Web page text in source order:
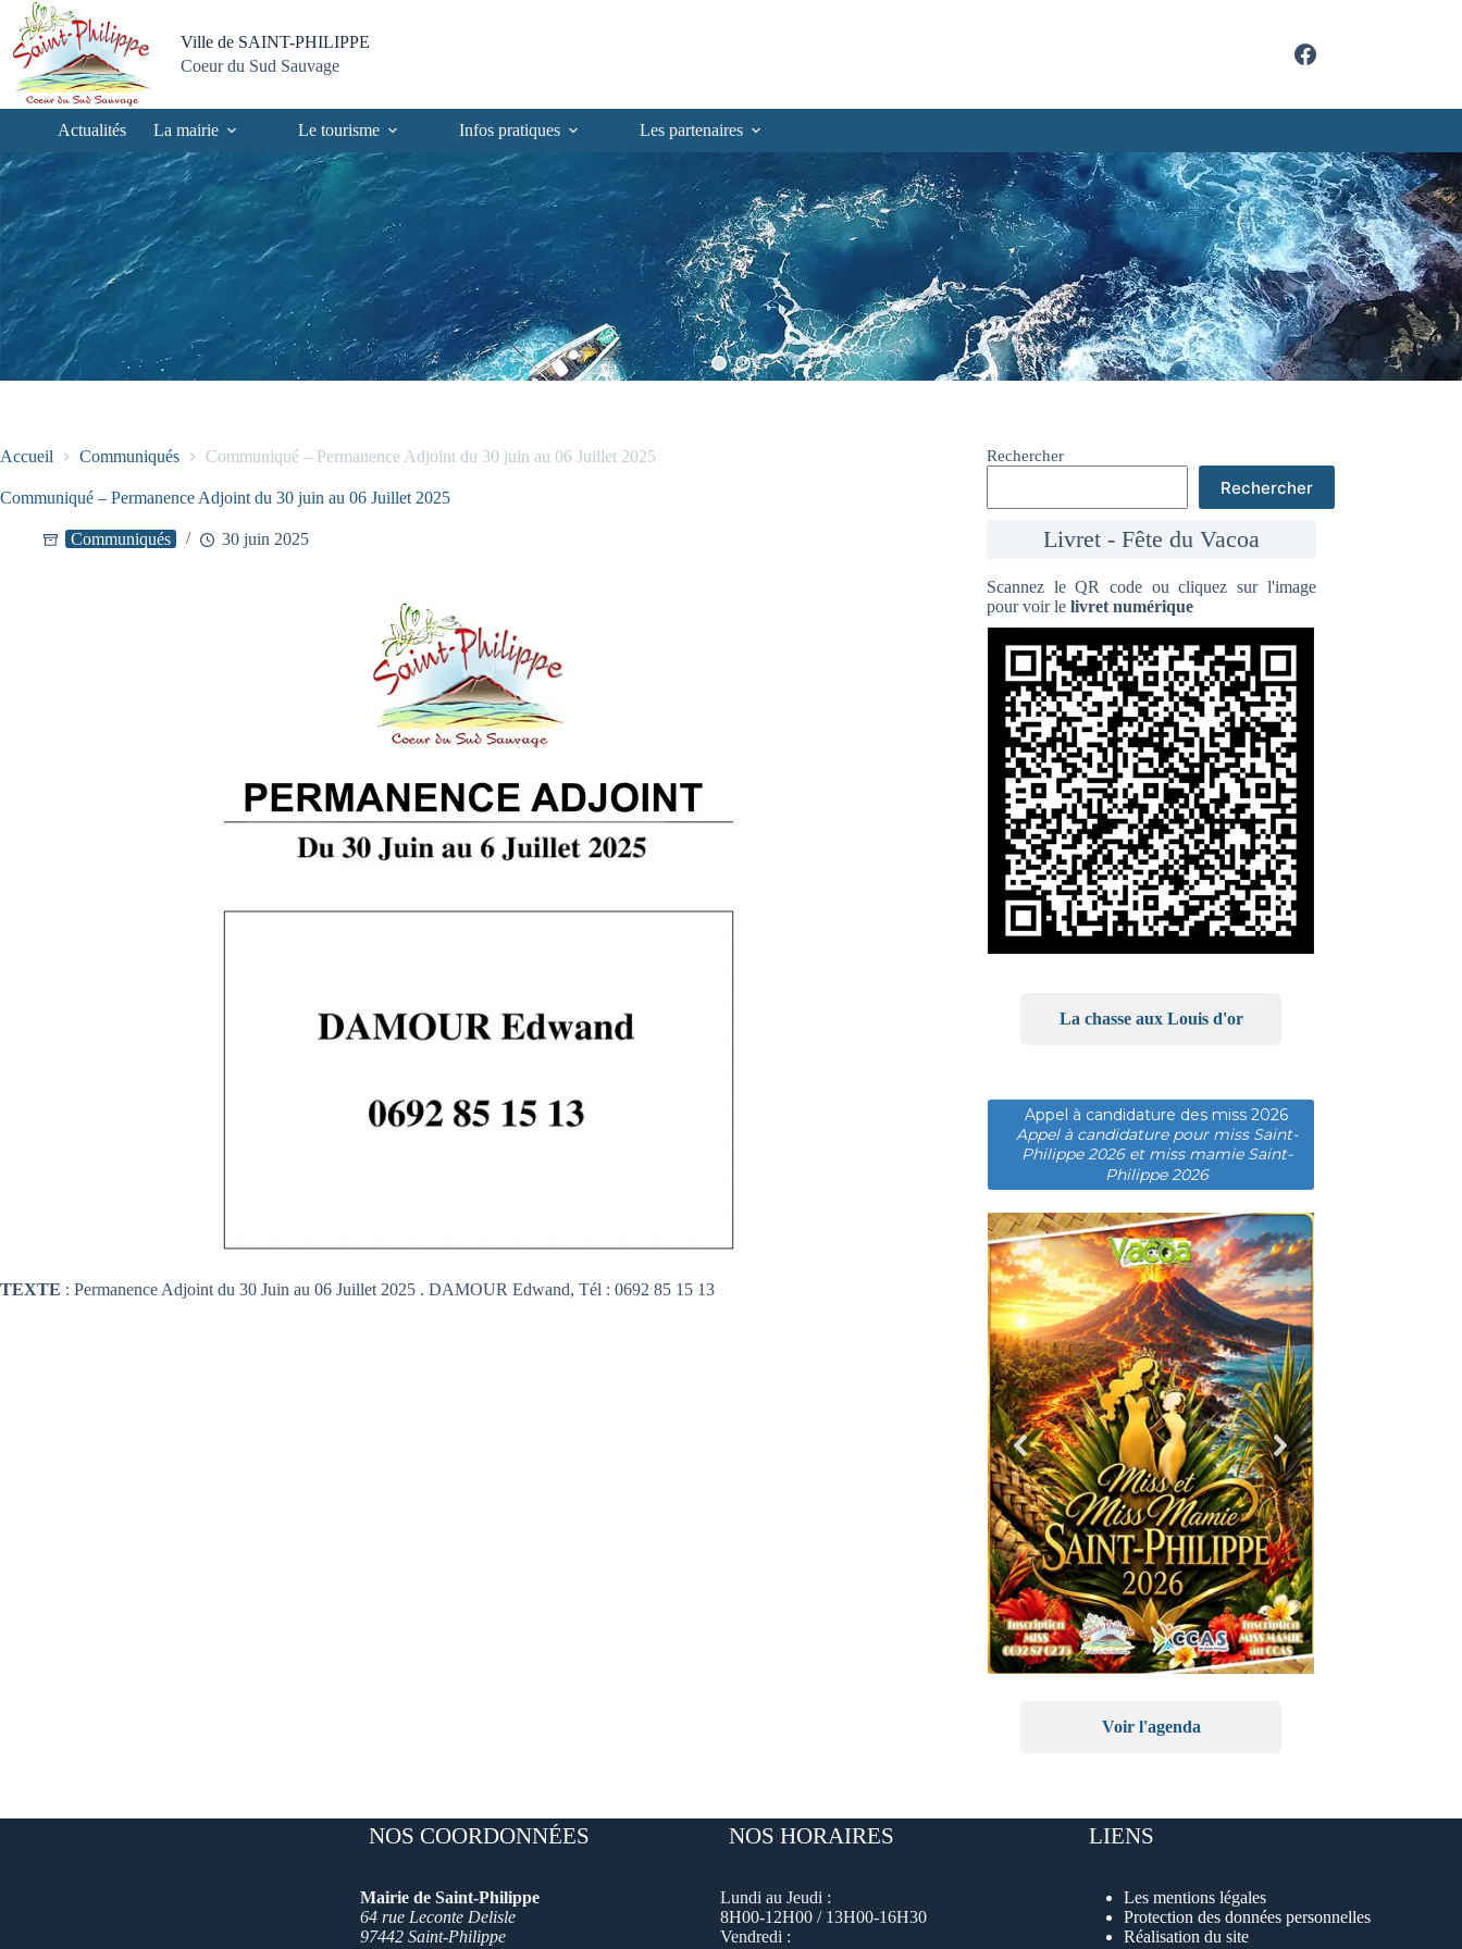
Passer
contenu
Passer
menu
Aller
recherche
Aller
pied
page
Ville de SAINT-PHILIPPE
Coeur du Sud Sauvage
Actualités La mairie Le tourisme Infos pratiques Les partenaires
Accueil Communiqués Communiqué – Permanence Adjoint du 30 juin au 06 Juillet 2025
Communiqué – Permanence Adjoint du 30 juin au 06 Juillet 2025
Communiqués 30 juin 2025
TEXTE : Permanence Adjoint du 30 Juin au 06 Juillet 2025 . DAMOUR Edwand, Tél : 0692 85 15 13
Rechercher
Rechercher
Livret - Fête du Vacoa
Scannez le QR code ou cliquez sur l'image
pour voir lelivret numérique
La chasse aux Louis d'or
Appel à candidature des miss 2026
Appel à candidature pour miss Saint-
Philippe 2026 et miss mamie Saint-
Philippe 2026
Voir l'agenda
NOS COORDONNÉES
Mairie de Saint-Philippe
64 rue Leconte Delisle
97442 Saint-Philippe
NOS HORAIRES
Lundi au Jeudi :
8H00-12H00 / 13H00-16H30
Vendredi :
LIENS
Les mentions légales
Protection des données personnelles
Réalisation du site